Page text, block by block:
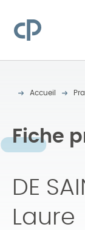
Clinique Pasteur
Accueil
Fiche
DE
Laure